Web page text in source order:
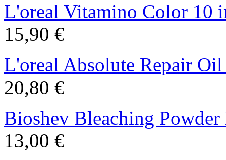
L'oreal Vitamino Color 10
15,90 €
L'oreal Absolute Repair
20,80 €
Bioshev Bleaching
13,00 €